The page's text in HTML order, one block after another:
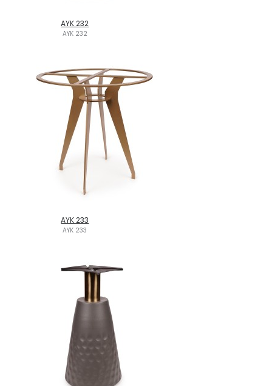
AYK 232
AYK 232
AYK 233
AYK 233